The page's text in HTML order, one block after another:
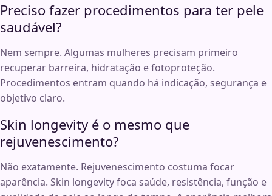
Preciso fazer procedimentos para ter pele
saudável?
Nem sempre. Algumas mulheres precisam primeiro
recuperar barreira, hidratação e fotoproteção.
Procedimentos entram quando há indicação, segurança e
objetivo claro.
Skin longevity é o mesmo que
rejuvenescimento?
Não exatamente. Rejuvenescimento costuma focar
aparência. Skin longevity foca saúde, resistência, função e